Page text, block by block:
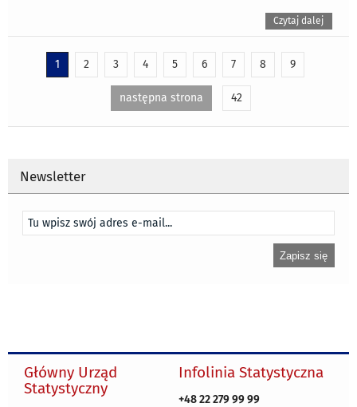
Czytaj dalej
1 2 3 4 5 6 7 8 9
następna strona 42
Newsletter
Główny Urząd
Statystyczny
Infolinia Statystyczna
+48 22 279 99 99